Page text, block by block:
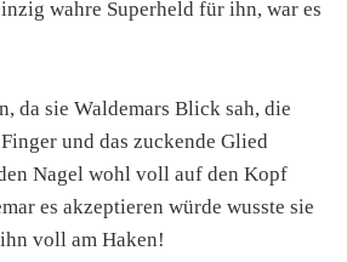
wahre Superheld für ihn, war es
da sie Waldemars Blick sah, die
und das zuckende Glied
Nagel wohl voll auf den Kopf
es akzeptieren würde wusste sie
voll am Haken!